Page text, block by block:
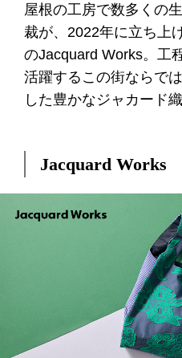
屋根の工房で数多くの
裁が、2022年に立ち上
のJacquard Works。工
活躍するこの街ならで
した豊かなジャカード
Jacquard Works